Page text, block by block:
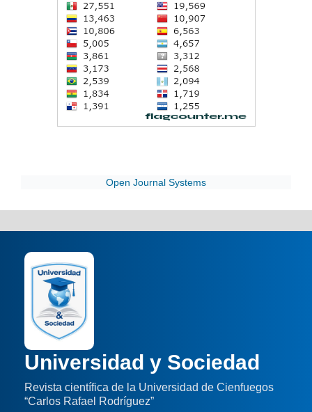
Open Journal Systems
Universidad y Sociedad
Revista científica de la Universidad de Cienfuegos
“Carlos Rafael Rodríguez”